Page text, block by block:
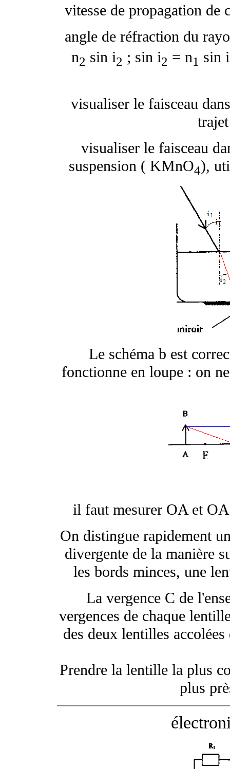
vitesse de propagation de
angle de réfraction du
n2 sin i2 ; sin i2 = n1 sin i
visualiser le faisceau
visualiser le faisceau
suspension ( KMnO4),
Le schéma b est
fonctionne en loupe : on
il faut mesurer OA et
On distingue rapidement
divergente de la manière
les bords minces, une
La vergence C de
vergences de chaque
des deux lentilles
Prendre la lentille la plus
plus